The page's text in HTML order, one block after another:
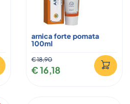
arnica forte pomata
100ml
€ 18,90
€ 16,18